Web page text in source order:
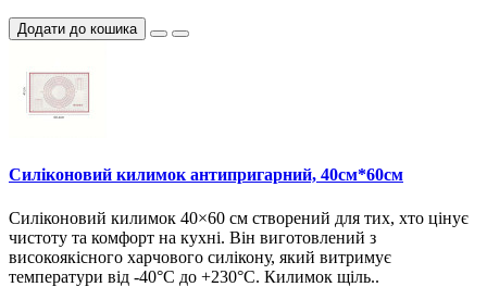
Додати до кошика
Силіконовий килимок антипригарний, 40см*60см
Силіконовий килимок 40×60 см створений для тих, хто цінує
чистоту та комфорт на кухні. Він виготовлений з
високоякісного харчового силікону, який витримує
температури від -40°C до +230°C. Килимок щіль..